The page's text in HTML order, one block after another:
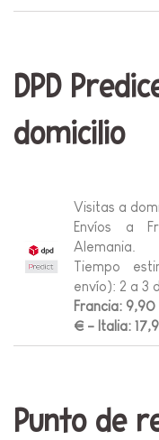
DPD
domicilio
Visitas a
Envíos a
Alemania.
Tiempo
envío): 2 a 3
Francia:
€ - Italia:
Punto de